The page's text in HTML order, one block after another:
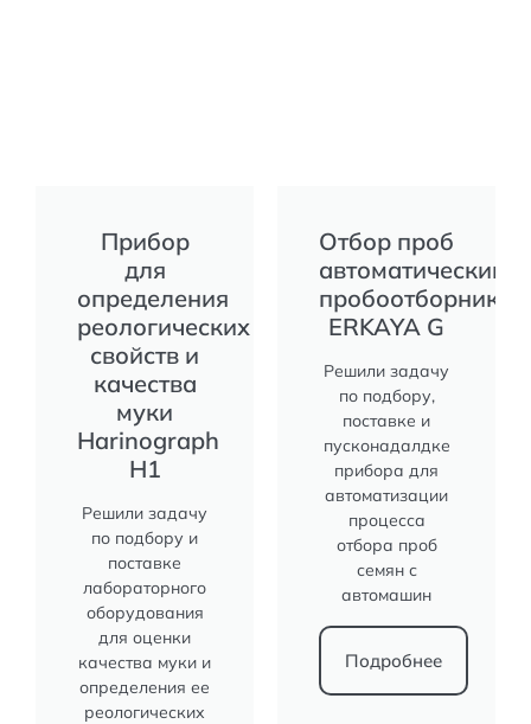
Прибор
для
определения
реологических
свойств и
качества
муки
Harinograph
Н1
Решили задачу
по подбору и
поставке
лабораторного
оборудования
для оценки
качества муки и
определения ее
реологических
Отбор проб
автоматическим
пробоотборником
ERKAYA G
Решили задачу
по подбору,
поставке и
пусконадалдке
прибора для
автоматизации
процесса
отбора проб
семян с
автомашин
Подробнее